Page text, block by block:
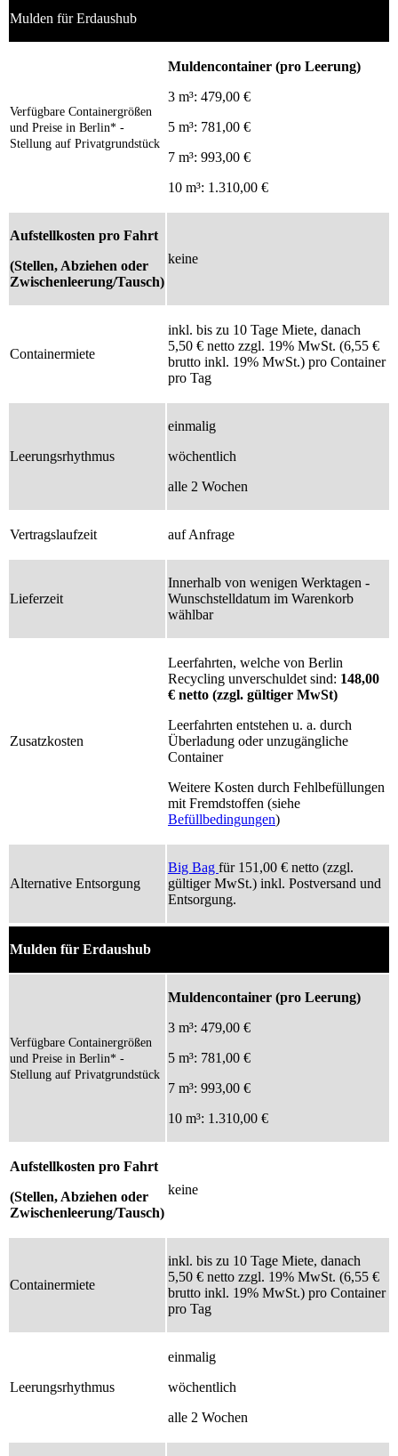
Mulden für Erdaushub
Verfügbare Containergrößen
und Preise in Berlin* -
Stellung auf Privatgrundstück
Muldencontainer (pro Leerung)
3 m³: 479,00 €
5 m³: 781,00 €
7 m³: 993,00 €
10 m³: 1.310,00 €
Aufstellkosten pro Fahrt
(Stellen, Abziehen oder
Zwischenleerung/Tausch)
keine
Containermiete
inkl. bis zu 10 Tage Miete, danach
5,50 € netto zzgl. 19% MwSt. (6,55 €
brutto inkl. 19% MwSt.) pro Container
pro Tag
Leerungsrhythmus
einmalig
wöchentlich
alle 2 Wochen
Vertragslaufzeit auf Anfrage
Lieferzeit
Innerhalb von wenigen Werktagen -
Wunschstelldatum im Warenkorb
wählbar
Zusatzkosten
Leerfahrten, welche von Berlin
Recycling unverschuldet sind: 148,00
€ netto (zzgl. gültiger MwSt)
Leerfahrten entstehen u. a. durch
Überladung oder unzugängliche
Container
Weitere Kosten durch Fehlbefüllungen
mit Fremdstoffen (siehe
Befüllbedingungen)
Alternative Entsorgung
Big Bag für 151,00 € netto (zzgl.
gültiger MwSt.) inkl. Postversand und
Entsorgung.
Mulden für Erdaushub
Verfügbare Containergrößen
und Preise in Berlin* -
Stellung auf Privatgrundstück
Muldencontainer (pro Leerung)
3 m³: 479,00 €
5 m³: 781,00 €
7 m³: 993,00 €
10 m³: 1.310,00 €
Aufstellkosten pro Fahrt
(Stellen, Abziehen oder
Zwischenleerung/Tausch)
keine
Containermiete
inkl. bis zu 10 Tage Miete, danach
5,50 € netto zzgl. 19% MwSt. (6,55 €
brutto inkl. 19% MwSt.) pro Container
pro Tag
Leerungsrhythmus
einmalig
wöchentlich
alle 2 Wochen